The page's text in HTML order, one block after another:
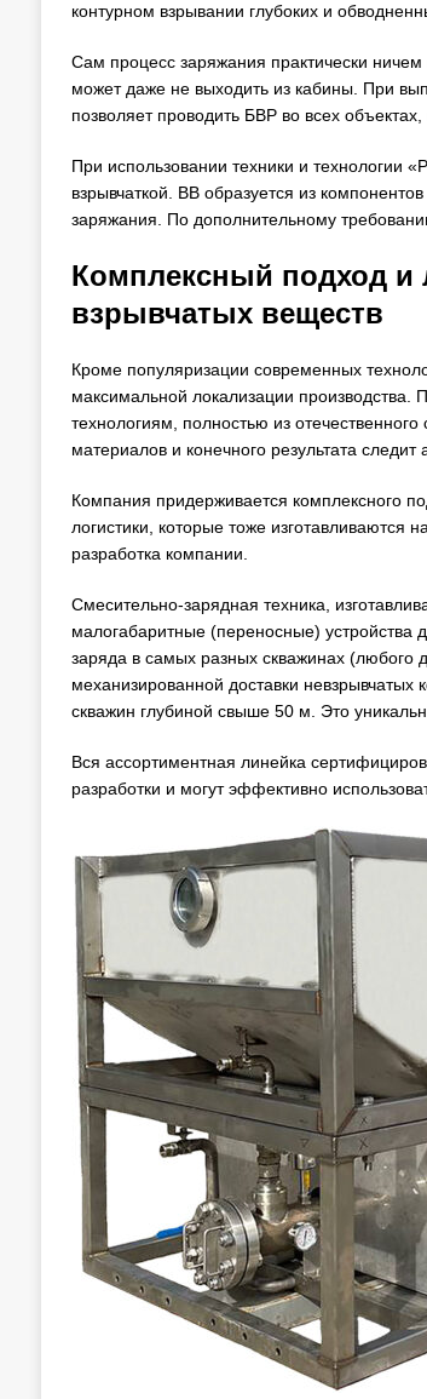
контурном взрывании глубоких и
Сам процесс заряжания практически
может даже не выходить из кабины. При
позволяет проводить БВР во всех
При использовании техники и технологии
взрывчаткой. ВВ образуется из
заряжания. По дополнительному
Комплексный подход и
взрывчатых веществ
Кроме популяризации современных
максимальной локализации производства.
технологиям, полностью из
материалов и конечного результата
Компания придерживается комплексного
логистики, которые тоже
разработка компании.
Смесительно-зарядная техника,
малогабаритные (переносные)
заряда в самых разных скважинах (любого
механизированной доставки
скважин глубиной свыше 50 м. Это
Вся ассортиментная линейка
разработки и могут эффективно